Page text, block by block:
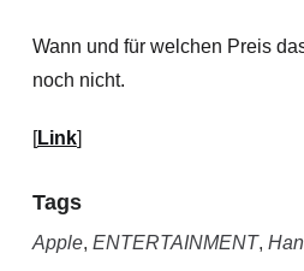
Wann und für welchen Preis
noch nicht.
[Link]
Tags
Apple, ENTERTAINMENT,